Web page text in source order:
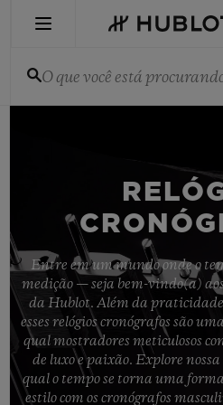
O que você está
Entre em um mundo onde o
medição — seja bem-vindo(a)
da Hublot. Além da
esses relógios cronógrafos são
qual mostradores meticulosos
de luxo e paixão. Explore
qual o tempo se torna uma
estilo com os cronógrafos
Sem Pesquisa Recente